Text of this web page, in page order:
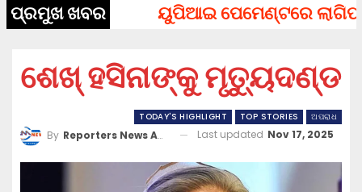
ପ୍ରମୁଖ ଖବର ୟୁପିଆଇ ପେମେଣ୍ଟରେ ଲାଗିପାରେ
ଶେଖ୍ ହସିନାଙ୍କୁ ମୃତ୍ୟୁଦଣ୍ଡ
TODAY'S HIGHLIGHT TOP STORIES ଅପରାଧ
By Reporters News Agency Last updated Nov 17, 2025